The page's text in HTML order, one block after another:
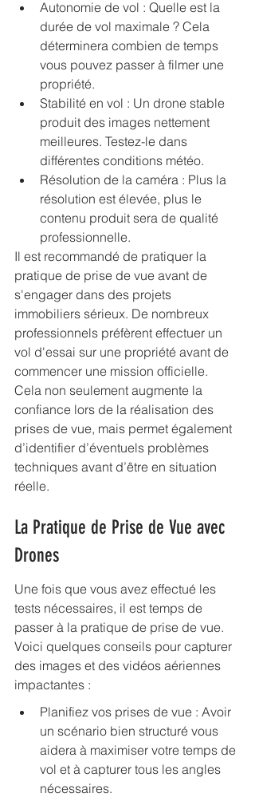
Autonomie de vol : Quelle est la
durée de vol maximale ? Cela
déterminera combien de temps
vous pouvez passer à filmer une
propriété.
Stabilité en vol : Un drone stable
produit des images nettement
meilleures. Testez-le dans
différentes conditions météo.
Résolution de la caméra : Plus la
résolution est élevée, plus le
contenu produit sera de qualité
professionnelle.
Il est recommandé de pratiquer la
pratique de prise de vue avant de
s'engager dans des projets
immobiliers sérieux. De nombreux
professionnels préfèrent effectuer un
vol d'essai sur une propriété avant de
commencer une mission officielle.
Cela non seulement augmente la
confiance lors de la réalisation des
prises de vue, mais permet également
d’identifier d’éventuels problèmes
techniques avant d’être en situation
réelle.
La Pratique de Prise de Vue avec
Drones
Une fois que vous avez effectué les
tests nécessaires, il est temps de
passer à la pratique de prise de vue.
Voici quelques conseils pour capturer
des images et des vidéos aériennes
impactantes :
Planifiez vos prises de vue : Avoir
un scénario bien structuré vous
aidera à maximiser votre temps de
vol et à capturer tous les angles
nécessaires.